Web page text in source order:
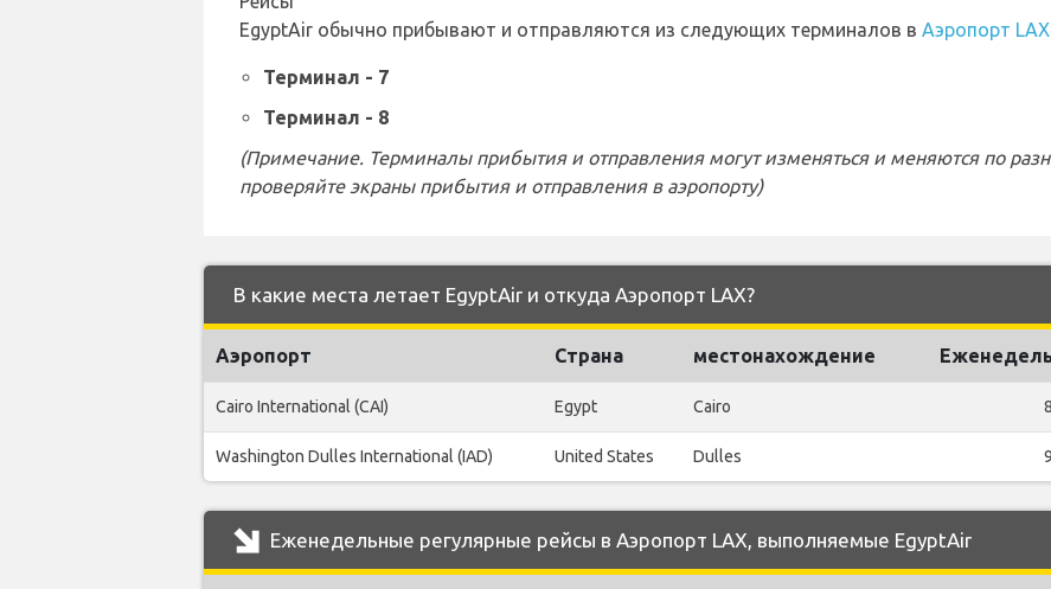
EgyptAir обычно прибывают и отправляются из следующих терминалов в Аэропорт LAX
Терминал - 7
Терминал - 8
(Примечание. Терминалы прибытия и отправления могут изменяться и меняются по
проверяйте экраны прибытия и отправления в аэропорту)
В какие места летает EgyptAir и откуда Аэропорт LAX?
Аэропорт Страна местонахождение
Cairo International (CAI) Egypt Cairo 8
Washington Dulles International (IAD) United States Dulles 9
Еженедельные регулярные рейсы в Аэропорт LAX, выполняемые EgyptAir